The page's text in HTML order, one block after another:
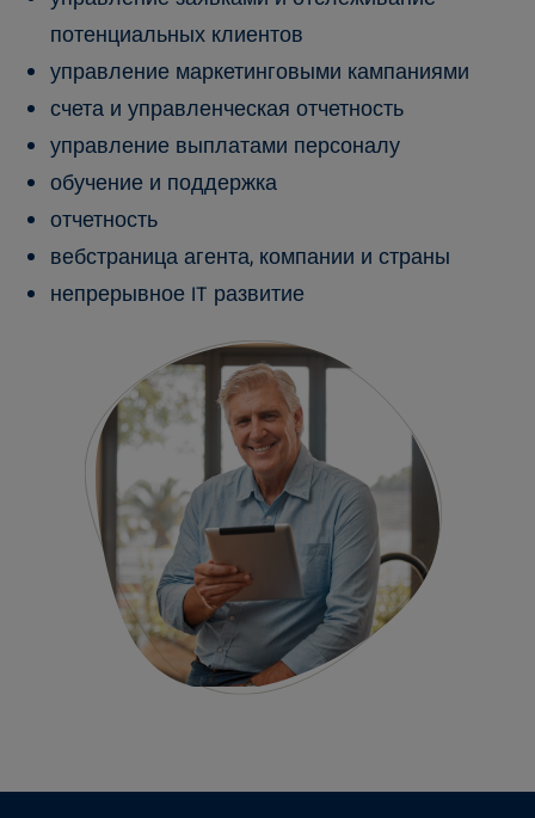
потенциальных клиентов
управление маркетинговыми кампаниями
счета и управленческая отчетность
управление выплатами персоналу
обучение и поддержка
отчетность
вебстраница агента, компании и страны
непрерывное IT развитие